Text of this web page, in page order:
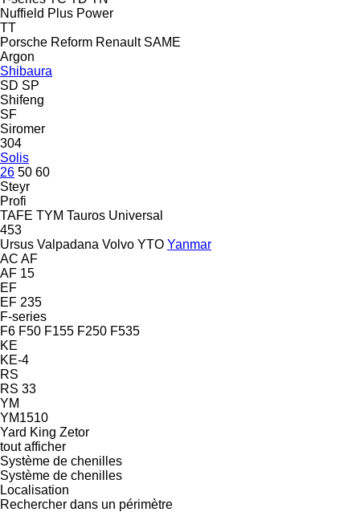
Nuffield Plus Power
TT
Porsche Reform Renault SAME
Argon
Shibaura
SD SP
Shifeng
SF
Siromer
304
Solis
26 50 60
Steyr
Profi
TAFE TYM Tauros Universal
453
Ursus Valpadana Volvo YTO Yanmar
AC AF
AF 15
EF
EF 235
F-series
F6 F50 F155 F250 F535
KE
KE-4
RS
RS 33
YM
YM1510
Yard King Zetor
tout afficher
Système de chenilles
Système de chenilles
Localisation
Rechercher dans un périmètre